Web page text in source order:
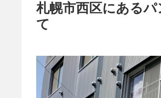
札幌市西区にある
て